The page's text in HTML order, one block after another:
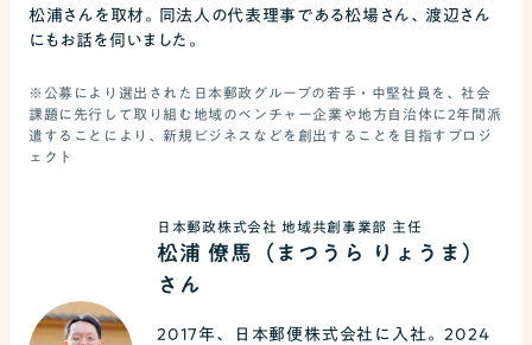
松浦さんを取材。同法人の代表理事である松場さん、渡辺さん
にもお話を伺いました。
※公募により選出された日本郵政グループの若手・中堅社員を、社会
課題に先行して取り組む地域のベンチャー企業や地方自治体に2年間派
遣することにより、新規ビジネスなどを創出することを目指すプロジ
ェクト
日本郵政株式会社 地域共創事業部 主任
松浦 僚馬（まつうら りょうま）
さん
2017年、日本郵便株式会社に入社。2024